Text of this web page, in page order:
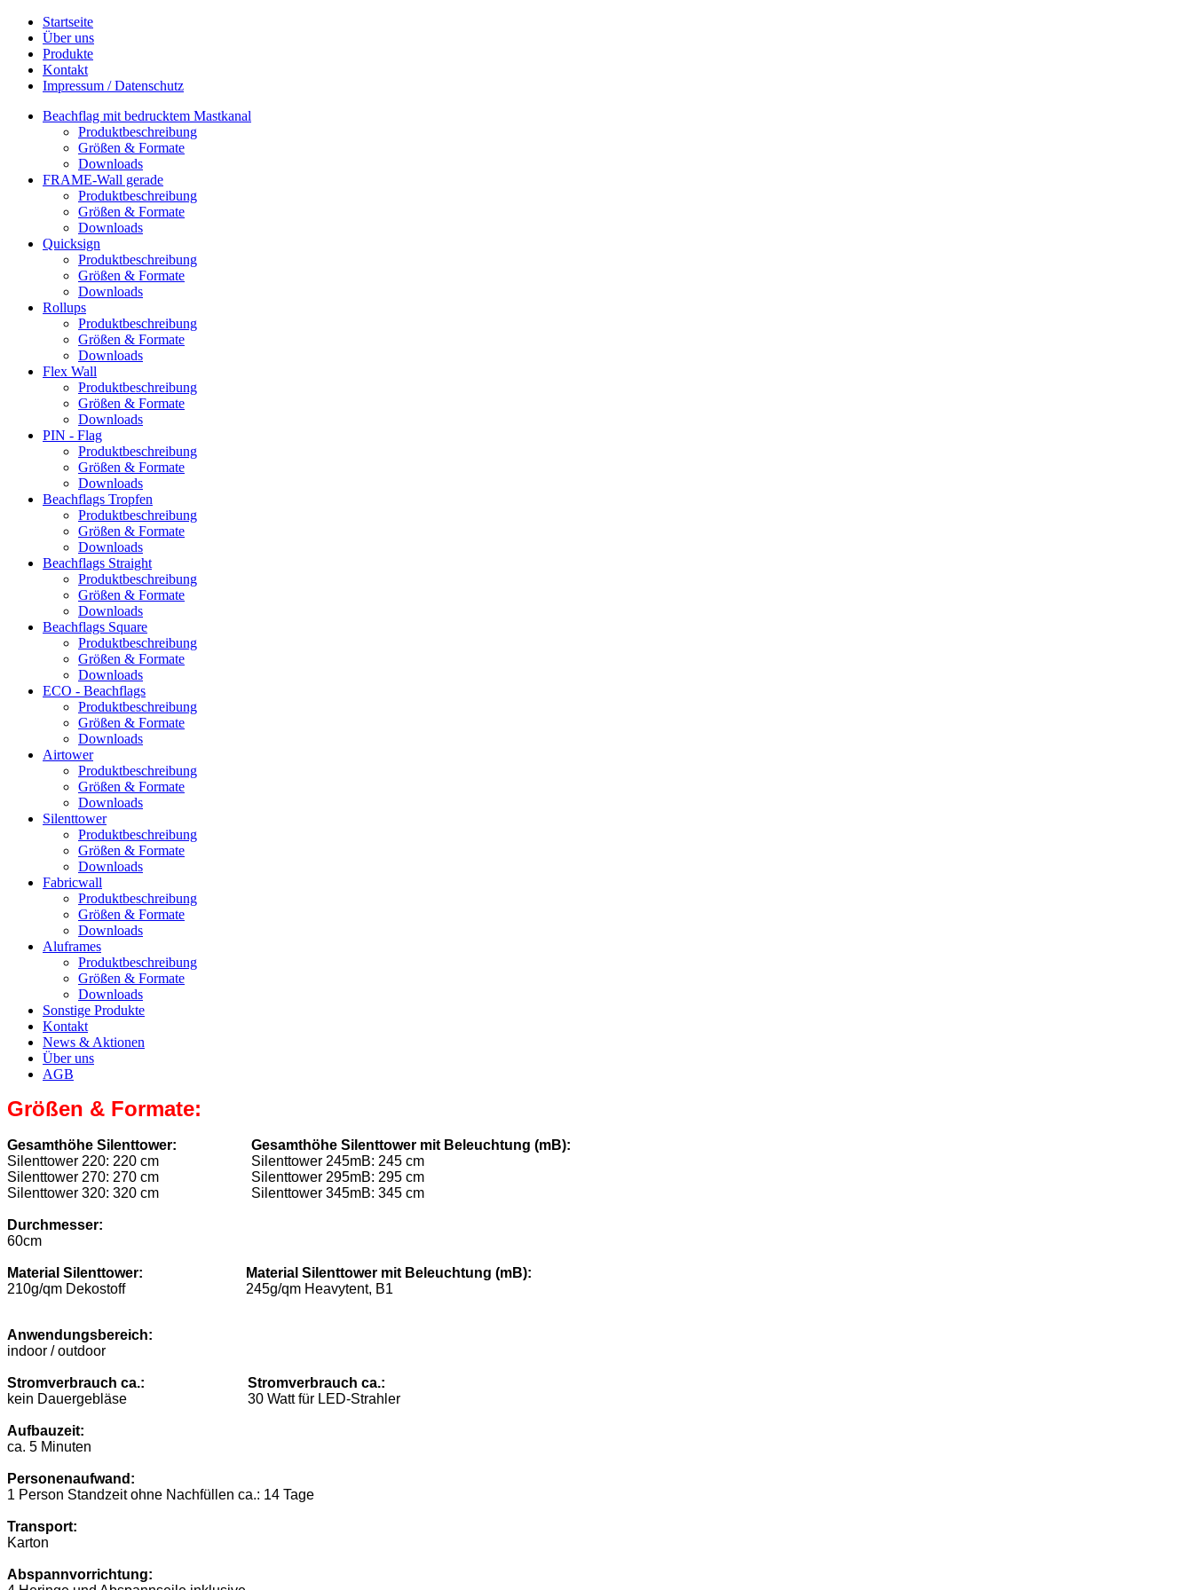
Startseite
Über uns
Produkte
Kontakt
Impressum / Datenschutz
Beachflag mit bedrucktem Mastkanal
Produktbeschreibung
Größen & Formate
Downloads
FRAME-Wall gerade
Produktbeschreibung
Größen & Formate
Downloads
Quicksign
Produktbeschreibung
Größen & Formate
Downloads
Rollups
Produktbeschreibung
Größen & Formate
Downloads
Flex Wall
Produktbeschreibung
Größen & Formate
Downloads
PIN - Flag
Produktbeschreibung
Größen & Formate
Downloads
Beachflags Tropfen
Produktbeschreibung
Größen & Formate
Downloads
Beachflags Straight
Produktbeschreibung
Größen & Formate
Downloads
Beachflags Square
Produktbeschreibung
Größen & Formate
Downloads
ECO - Beachflags
Produktbeschreibung
Größen & Formate
Downloads
Airtower
Produktbeschreibung
Größen & Formate
Downloads
Silenttower
Produktbeschreibung
Größen & Formate
Downloads
Fabricwall
Produktbeschreibung
Größen & Formate
Downloads
Aluframes
Produktbeschreibung
Größen & Formate
Downloads
Sonstige Produkte
Kontakt
News & Aktionen
Über uns
AGB
Größen & Formate:
Gesamthöhe Silenttower:
Gesamthöhe Silenttower mit Beleuchtung (mB):
Silenttower 220: 220 cm Silenttower 245mB: 245 cm
Silenttower 270: 270 cm Silenttower 295mB: 295 cm
Silenttower 320: 320 cm Silenttower 345mB: 345 cm
Durchmesser:
60cm
Material Silenttower:
Material Silenttower mit Beleuchtung (mB):
210g/qm Dekostoff 245g/qm Heavytent, B1
Anwendungsbereich:
indoor / outdoor
Stromverbrauch ca.:
Stromverbrauch ca.:
kein Dauergebläse 30 Watt für LED-Strahler
Aufbauzeit:
ca. 5 Minuten
Personenaufwand:
1 Person Standzeit ohne Nachfüllen ca.: 14 Tage
Transport:
Karton
Abspannvorrichtung: